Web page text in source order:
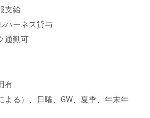
支給
ハーネス貸与
通勤可
有
よる）、日曜、GW、夏季、年末年